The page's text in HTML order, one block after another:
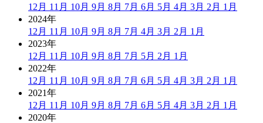
12月 11月 10月 9月 8月 7月 6月 5月 4月 3月 2月 1月
2024年
12月 11月 10月 9月 8月 7月 4月 3月 2月 1月
2023年
12月 11月 10月 9月 8月 7月 5月 2月 1月
2022年
12月 11月 10月 9月 8月 7月 6月 5月 4月 3月 2月 1月
2021年
12月 11月 10月 9月 8月 7月 6月 5月 4月 3月 2月 1月
2020年